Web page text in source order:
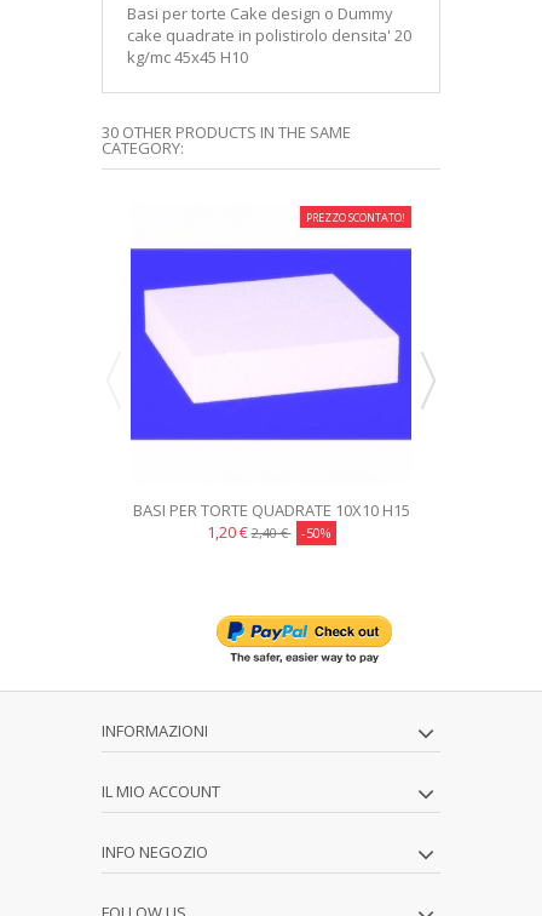
Basi per torte Cake design o Dummy
cake quadrate in polistirolo densita' 20
kg/mc 45x45 H10
30 OTHER PRODUCTS IN THE SAME
CATEGORY:
PREZZO SCONTATO!
BASI PER TORTE QUADRATE 10X10 H15
CAKE DESIGN
1,20 €2,40 € -50%
INFORMAZIONI
IL MIO ACCOUNT
INFO NEGOZIO